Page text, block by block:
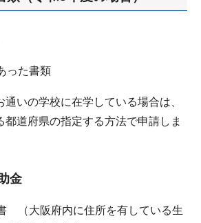
った書類
いの学校に在学している場合は、
都道府県の指定する方法で申請しま
金
（大阪府内に住所を有している生